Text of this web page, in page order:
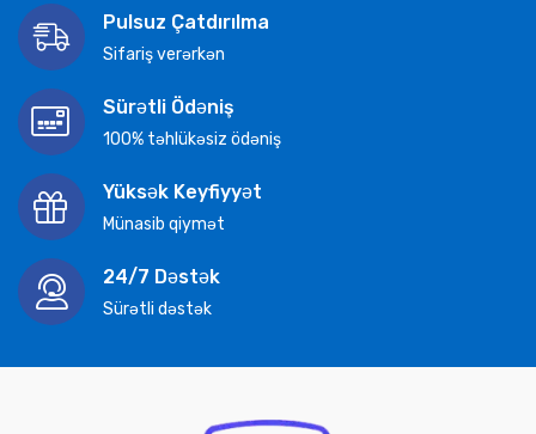
Pulsuz Çatdırılma
Sifariş verərkən
Sürətli Ödəniş
100% təhlükəsiz ödəniş
Yüksək Keyfiyyət
Münasib qiymət
24/7 Dəstək
Sürətli dəstək